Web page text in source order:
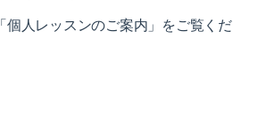
「個人レッスンのご案内」をご覧くだ